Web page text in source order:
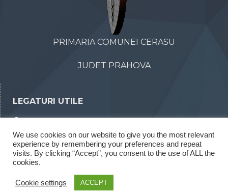
PRIMARIA COMUNEI CERASU
JUDET PRAHOVA
LEGATURI UTILE
Declaratii de interese
Rapoarte legea 52/2003
We use cookies on our website to give you the most relevant
experience by remembering your preferences and repeat
visits. By clicking “Accept”, you consent to the use of ALL the
cookies.
Cookie settings ACCEPT